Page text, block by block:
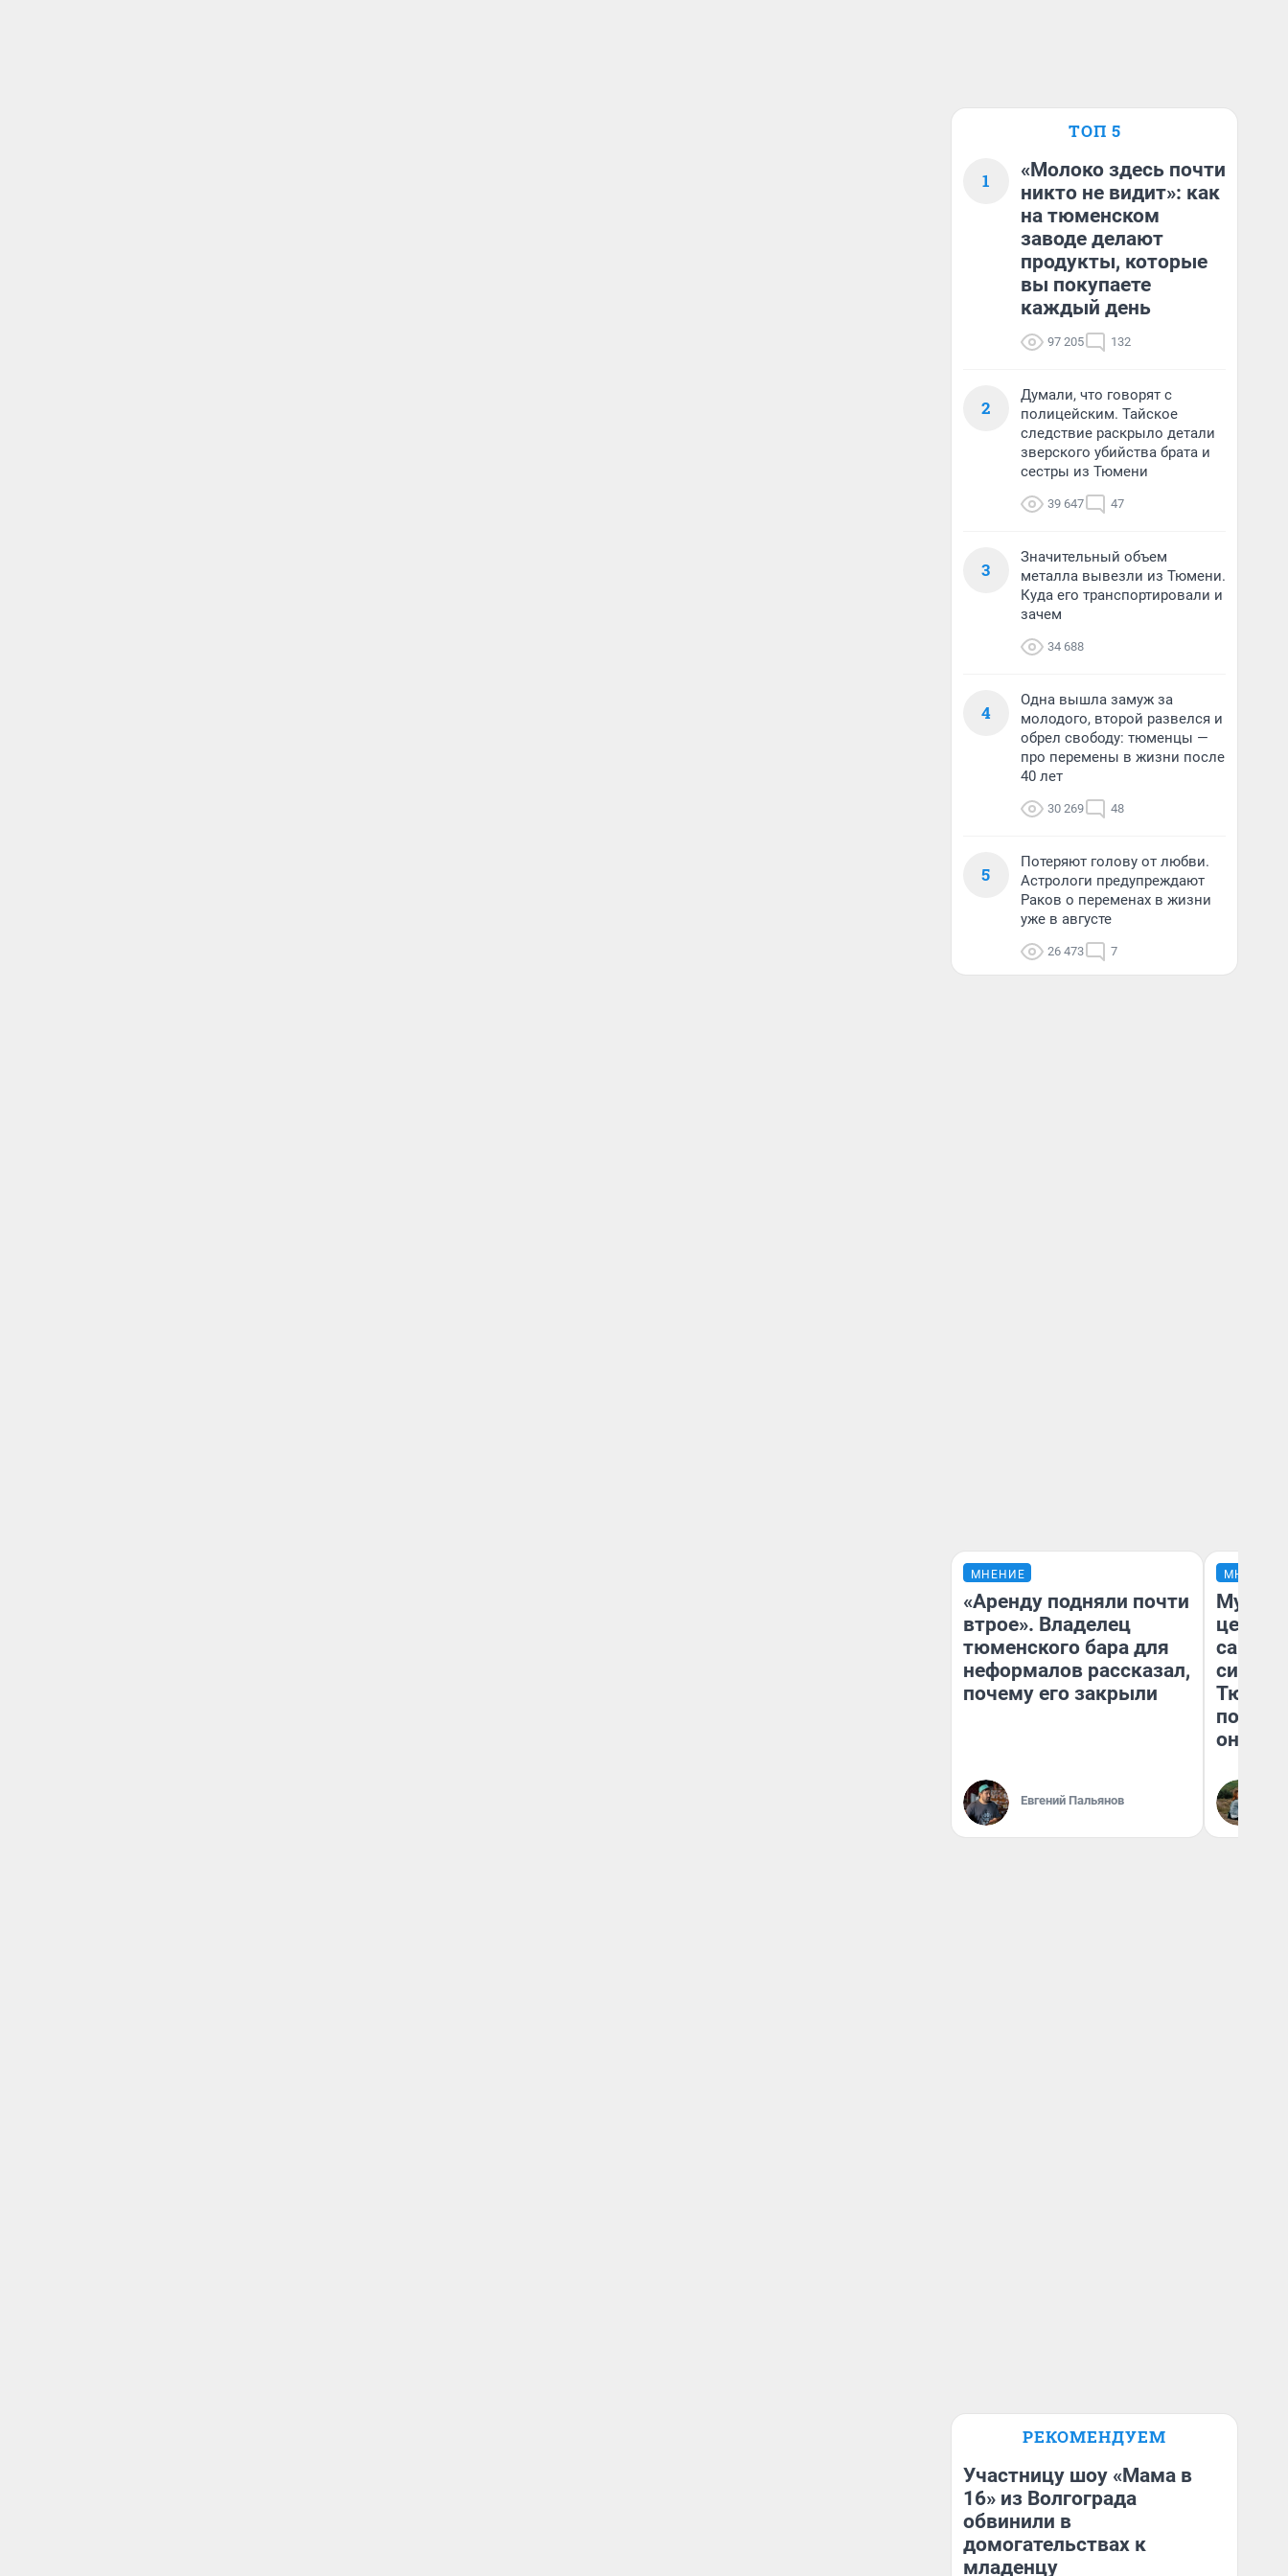
ТОП 5
1
«Молоко здесь почти
никто не видит»: как
на тюменском
заводе делают
продукты, которые
вы покупаете
каждый день
97 205 132
2
Думали, что говорят с
полицейским. Тайское
следствие раскрыло детали
зверского убийства брата и
сестры из Тюмени
39 647 47
3
Значительный объем
металла вывезли из Тюмени.
Куда его транспортировали и
зачем
34 688
4
Одна вышла замуж за
молодого, второй развелся и
обрел свободу: тюменцы —
про перемены в жизни после
40 лет
30 269 48
5
Потеряют голову от любви.
Астрологи предупреждают
Раков о переменах в жизни
уже в августе
26 473 7
МНЕНИЕ
«Аренду подняли почти
втрое». Владелец
тюменского бара для
неформалов рассказал,
почему его закрыли
Евгений Пальянов
МНЕНИЕ
Музей
они
РЕКОМЕНДУЕМ
Участницу шоу «Мама в
16» из Волгограда
обвинили в
домогательствах к
младенцу